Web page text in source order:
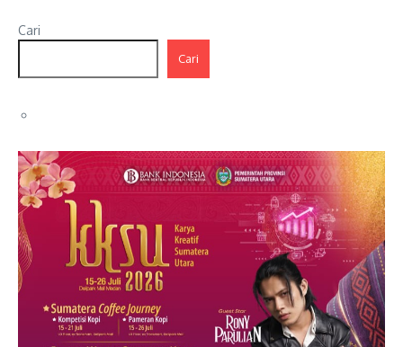
Cari
Cari